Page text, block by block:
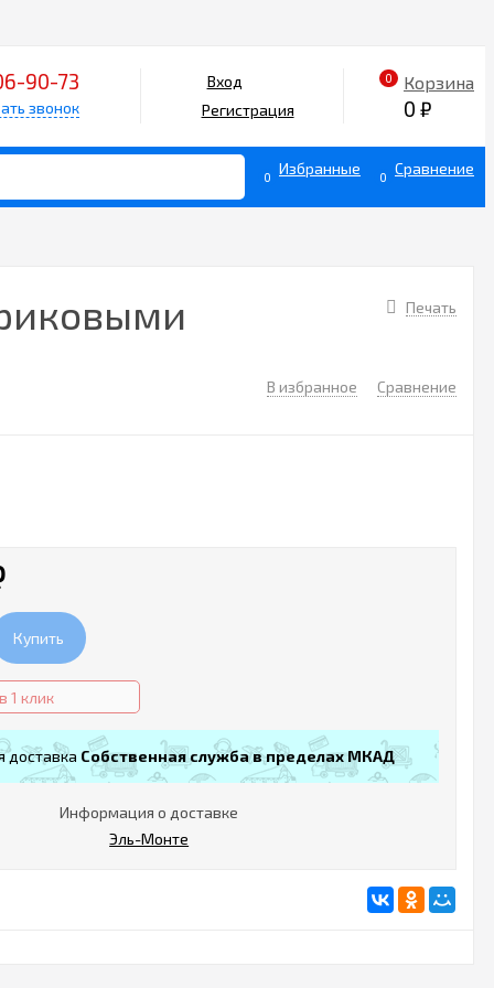
90-73
звонок
Вход
Регистрация
0 Корзина
0 ₽
0 Избранные 0 Сравнение
Печать
В избранное Сравнение
Купить
1 клик
доставка Собственная служба в пределах МКАД
Информация о доставке
Эль-Монте